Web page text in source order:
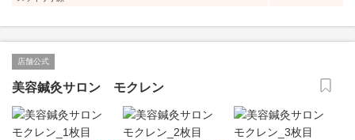
店舗公式
美容鍼灸サロン モクレン